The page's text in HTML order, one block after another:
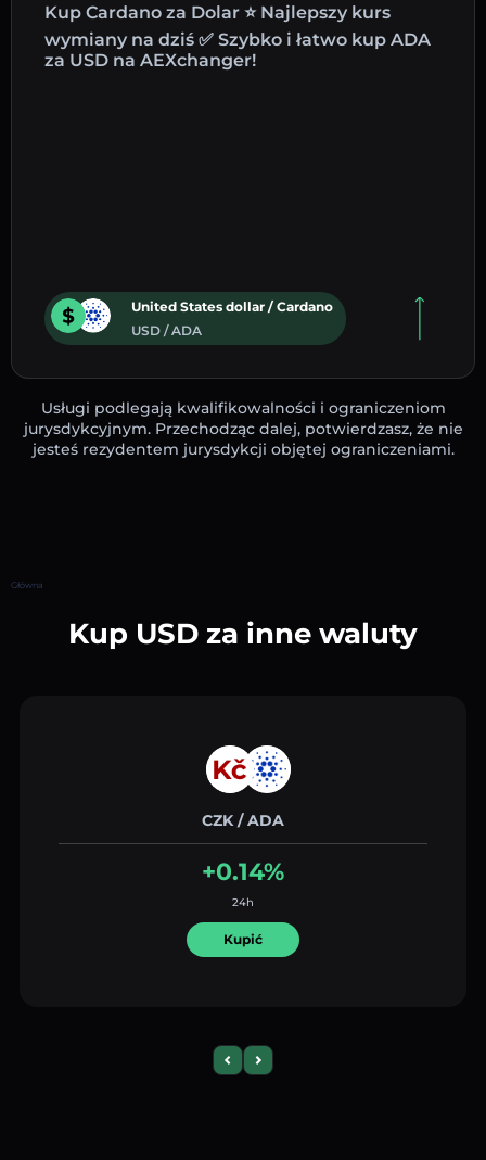
Kup Cardano za Dolar ⭐ Najlepszy kurs
wymiany na dziś ✅ Szybko i łatwo kup ADA
za USD na AEXchanger!
United States dollar / Cardano
USD / ADA
Usługi podlegają kwalifikowalności i ograniczeniom
jurysdykcyjnym. Przechodząc dalej, potwierdzasz, że nie
jesteś rezydentem jurysdykcji objętej ograniczeniami.
Główna
Kup USD za inne waluty
CZK / ADA
+0.14%
24h
Kupić
Previous slide
Next slide